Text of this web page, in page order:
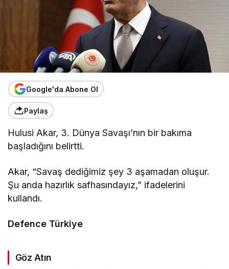
Google'da Abone Ol
Paylaş
Hulusi Akar, 3. Dünya Savaşı’nın bir bakıma
başladığını belirtti.
Akar, “Savaş dediğimiz şey 3 aşamadan oluşur.
Şu anda hazırlık safhasındayız,” ifadelerini
kullandı.
Defence Türkiye
Göz Atın